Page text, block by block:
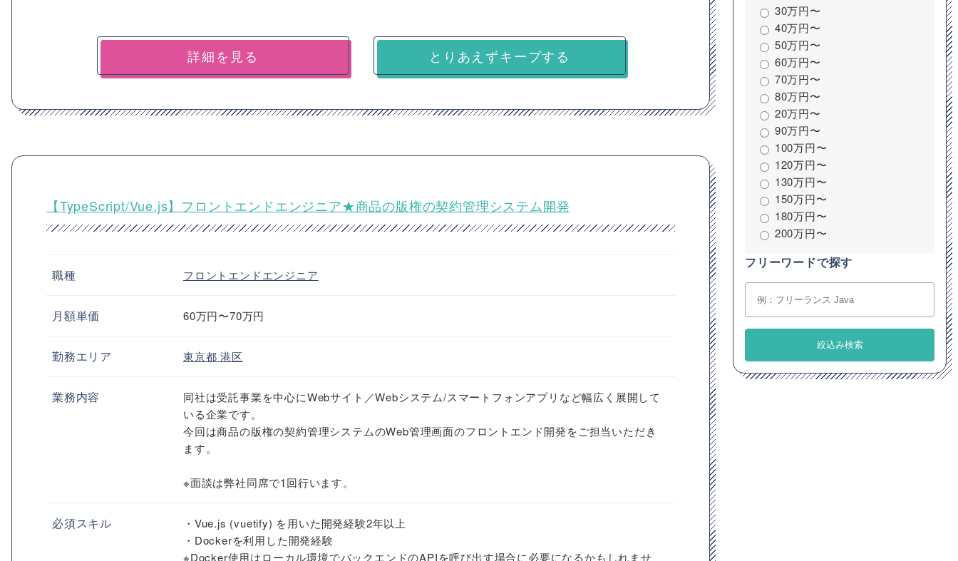
詳細を見る とりあえずキープする
【TypeScript/Vue.js】フロントエンドエンジニア★商品の版権の契約管理システム開発
職種 フロントエンドエンジニア
月額単価 60万円〜70万円
勤務エリア 東京都港区
業務内容
同社は受託事業を中心にWebサイト／Webシステム/スマートフォンアプリなど幅広く展開して
いる企業です。
今回は商品の版権の契約管理システムのWeb管理画面のフロントエンド開発をご担当いただき
ます。
※面談は弊社同席で1回行います。
必須スキル
・Vue.js (vuetify) を用いた開発経験2年以上
・Dockerを利用した開発経験
※Docker使用はローカル環境でバックエンドのAPIを呼び出す場合に必要になるかもしれませ
30万円〜
40万円〜
50万円〜
60万円〜
70万円〜
80万円〜
20万円〜
90万円〜
100万円〜
120万円〜
130万円〜
150万円〜
180万円〜
200万円〜
フリーワードで探す